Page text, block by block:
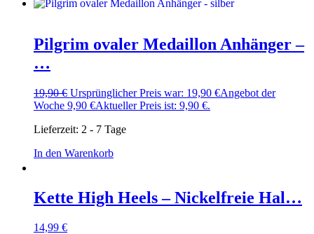
Pilgrim ovaler Medaillon Anhänger –
…
19,90€ Ursprünglicher Preis war: 19,90 €Angebot der
Woche 9,90 €Aktueller Preis ist: 9,90 €.
Lieferzeit: 2 - 7 Tage
In den Warenkorb
Kette High Heels – Nickelfreie Hal…
14,99 €